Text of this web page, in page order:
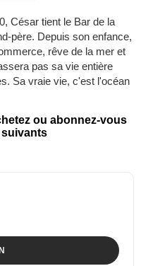
César tient le Bar de la
père. Depuis son enfance,
rêve de la mer et
pas sa vie entière
Sa vraie vie, c'est l'océan
ou abonnez-vous
suivants